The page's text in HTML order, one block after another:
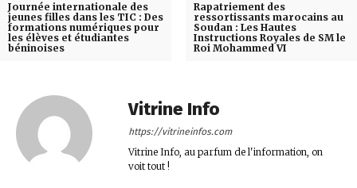
Journée internationale des
jeunes filles dans les TIC : Des
formations numériques pour
les élèves et étudiantes
béninoises
Rapatriement des
ressortissants marocains au
Soudan : Les Hautes
Instructions Royales de SM le
Roi Mohammed VI
Vitrine Info
https://vitrineinfos.com
Vitrine Info, au parfum de l'information, on
voit tout !